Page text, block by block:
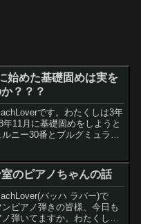
始めた基礎固めは実を
？？？
です。わたくしは3年
年11月に基礎固めをしようと
ニー30番とブルグミュラー
固まったのか？？？レモン
のピアノちゃんの話
バッハ ラバー)で
ピアノ弾きの皆様、今日も
弾いてますか。わたくし今